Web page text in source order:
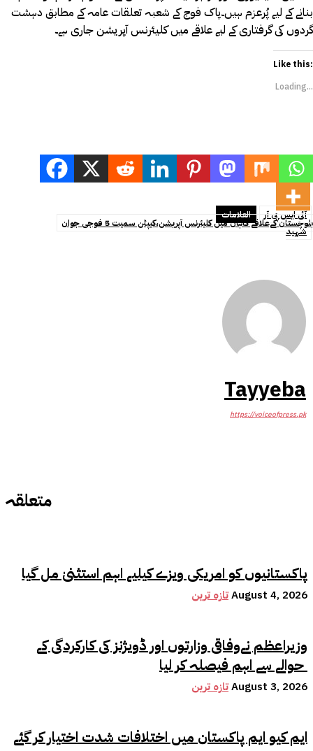
متعلقہ
پاکستانیوں کو امریکی ویزے کیلیے اہم استثنیٰ مل گیا
تازہ ترینAugust 4, 2026
وزیراعظم نےوفاقی وزارتوں اور ڈویژنز کی کارکردگی کے
حوالے سے اہم فیصلہ کر لیا
تازہ ترینAugust 3, 2026
ایم کیو ایم پاکستان میں اختلافات شدت اختیار کر گئے
بنانے کے لیے پُرعزم ہیں۔پاک فوج کے شعبہ تعلقات عامہ کے مطابق دہشت
گردوں کی گرفتاری کے لیے علاقے میں کلیئرنس آپریشن جاری ہے۔
Like this:
Loading...
العلامات آئی ایس پی آر
بلوچستان کےعلاقے کاہان میں کلیئرنس آپریشن،کیپٹن سمیت 5 فوجی جوان
شہید
Tayyeba
https://voiceofpress.pk